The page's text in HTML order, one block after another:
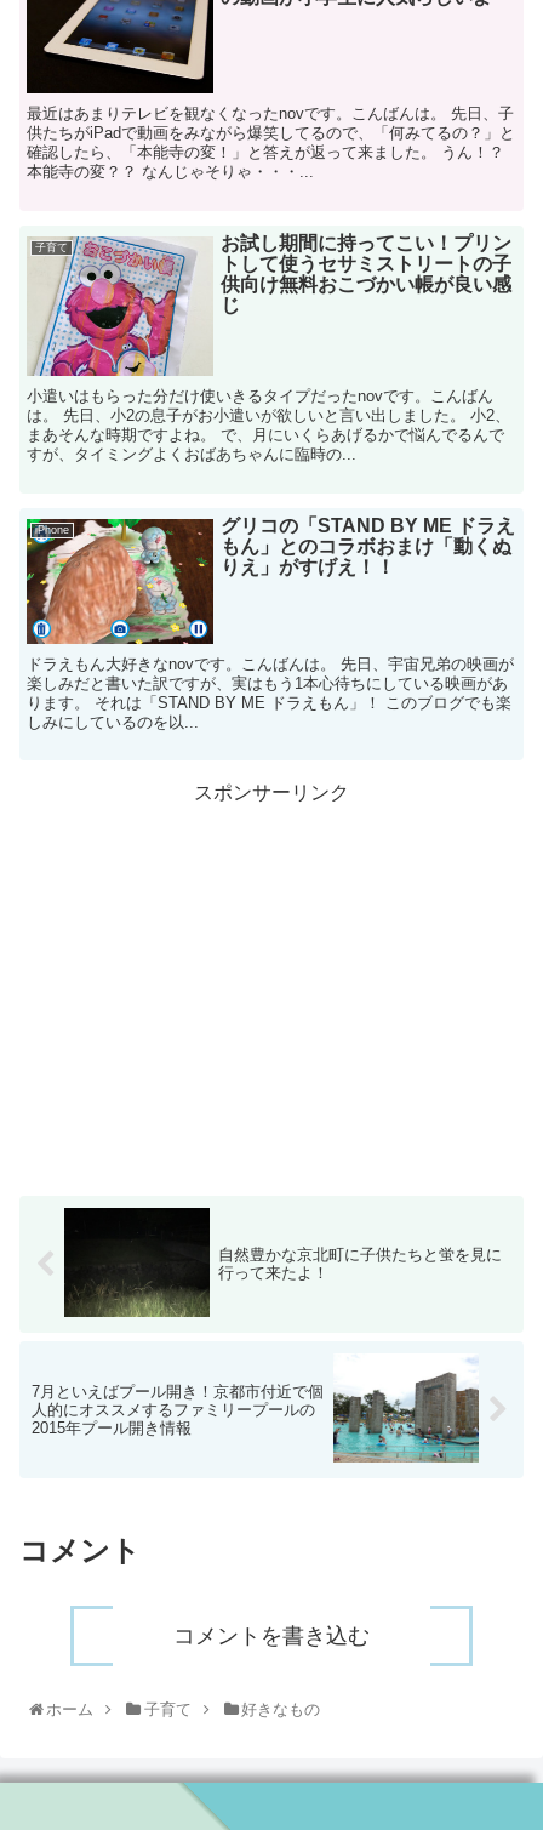
最近はあまりテレビを観なくなったnovです。こんばんは。 先日、子
供たちがiPadで動画をみながら爆笑してるので、「何みてるの？」と
確認したら、「本能寺の変！」と答えが返って来ました。 うん！？
本能寺の変？？ なんじゃそりゃ・・・...
子育て
お試し期間に持ってこい！プリン
トして使うセサミストリートの子
供向け無料おこづかい帳が良い感
じ
小遣いはもらった分だけ使いきるタイプだったnovです。こんばん
は。 先日、小2の息子がお小遣いが欲しいと言い出しました。 小2、
まあそんな時期ですよね。 で、月にいくらあげるかで悩んでるんで
すが、タイミングよくおばあちゃんに臨時の...
iPhone
グリコの「STAND BY ME ドラえ
もん」とのコラボおまけ「動くぬ
りえ」がすげえ！！
ドラえもん大好きなnovです。こんばんは。 先日、宇宙兄弟の映画が
楽しみだと書いた訳ですが、実はもう1本心待ちにしている映画があ
ります。 それは「STAND BY ME ドラえもん」！ このブログでも楽
しみにしているのを以...
スポンサーリンク
自然豊かな京北町に子供たちと蛍を見に
行って来たよ！
7月といえばプール開き！京都市付近で個
人的にオススメするファミリープールの
2015年プール開き情報
コメント
コメントを書き込む
ホーム 子育て 好きなもの